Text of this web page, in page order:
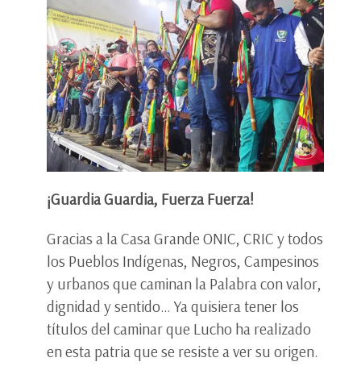
¡Guardia Guardia, Fuerza Fuerza!
Gracias a la Casa Grande ONIC, CRIC y todos
los Pueblos Indígenas, Negros, Campesinos
y urbanos que caminan la Palabra con valor,
dignidad y sentido… Ya quisiera tener los
títulos del caminar que Lucho ha realizado
en esta patria que se resiste a ver su origen.